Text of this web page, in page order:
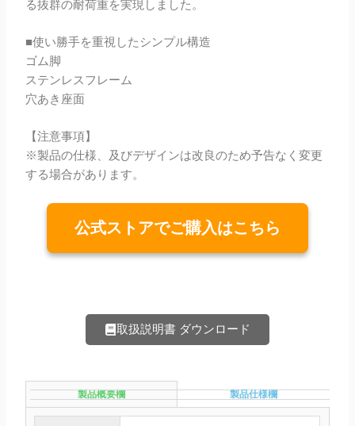
る抜群の耐荷重を実現しました。
■使い勝手を重視したシンプル構造
ゴム脚
ステンレスフレーム
穴あき座面
【注意事項】
※製品の仕様、及びデザインは改良のため予告なく変更
する場合があります。
公式ストアでご購入はこちら
取扱説明書 ダウンロード
製品概要欄 製品仕様欄